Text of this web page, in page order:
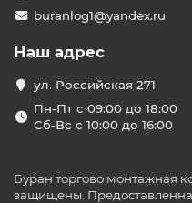
buranlog1@yandex.ru
Наш адрес
ул. Российская 271
Пн-Пт с 09:00 до 18:00
Сб-Вс с 10:00 до 16:00
Буран торгово монтажная
защищены.